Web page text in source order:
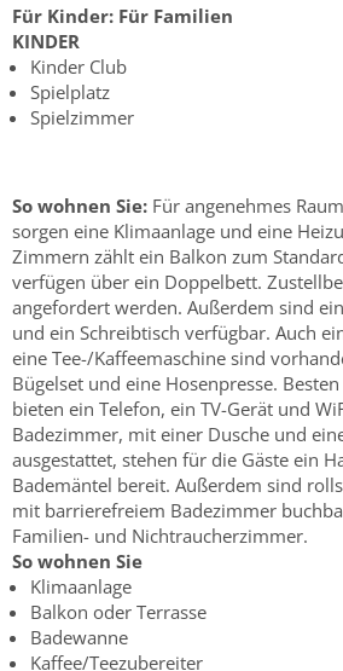
Für Kinder: Für Familien
KINDER
Kinder Club
Spielplatz
Spielzimmer
So wohnen Sie: Für angenehmes
sorgen eine Klimaanlage und eine
Zimmern zählt ein Balkon zum
verfügen über ein Doppelbett.
angefordert werden. Außerdem sind
und ein Schreibtisch verfügbar. Auch
eine Tee-/Kaffeemaschine sind
Bügelset und eine Hosenpresse.
bieten ein Telefon, ein TV-Gerät und
Badezimmer, mit einer Dusche und
ausgestattet, stehen für die Gäste ein
Bademäntel bereit. Außerdem sind
mit barrierefreiem Badezimmer
Familien- und Nichtraucherzimmer.
So wohnen Sie
Klimaanlage
Balkon oder Terrasse
Badewanne
Kaffee/Teezubereiter